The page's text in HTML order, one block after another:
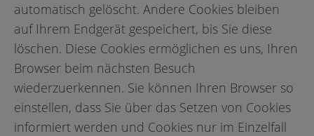
automatisch gelöscht. Andere Cookies bleiben
auf Ihrem Endgerät gespeichert, bis Sie diese
löschen. Diese Cookies ermöglichen es uns, Ihren
Browser beim nächsten Besuch
wiederzuerkennen. Sie können Ihren Browser so
einstellen, dass Sie über das Setzen von Cookies
informiert werden und Cookies nur im Einzelfall